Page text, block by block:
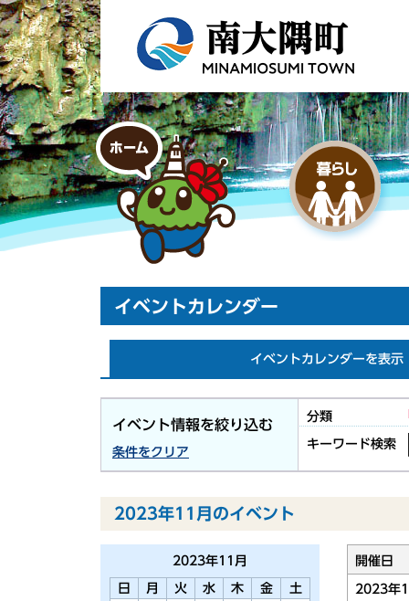
イベントカレンダー
イベントカレンダーを表示
イベント情報を絞り込む
条件をクリア
分類
キーワード検索
2023年11月のイベント
2023年11月
日 月 火 水 木 金
土
開催日
2023年